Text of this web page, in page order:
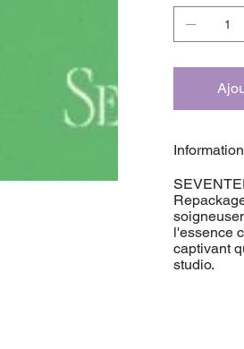
Information
l'essence
captivant
studio.